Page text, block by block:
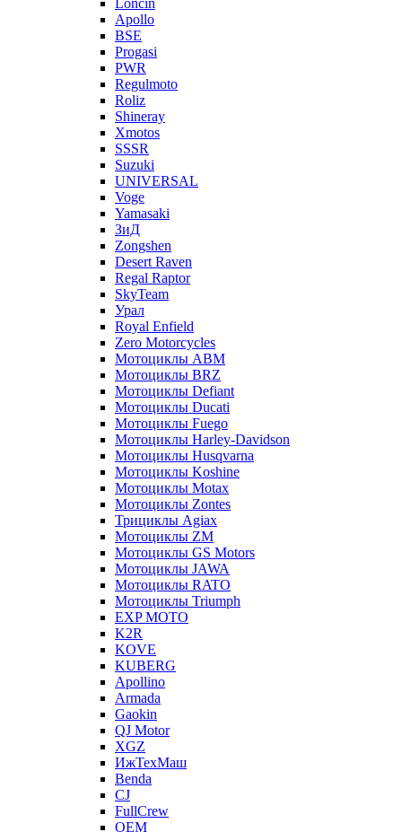
Loncin
Apollo
BSE
Progasi
PWR
Regulmoto
Roliz
Shineray
Xmotos
SSSR
Suzuki
UNIVERSAL
Voge
Yamasaki
ЗиД
Zongshen
Desert Raven
Regal Raptor
SkyTeam
Урал
Royal Enfield
Zero Motorcycles
Мотоциклы ABM
Мотоциклы BRZ
Мотоциклы Defiant
Мотоциклы Ducati
Мотоциклы Fuego
Мотоциклы Harley-Davidson
Мотоциклы Husqvarna
Мотоциклы Koshine
Мотоциклы Motax
Мотоциклы Zontes
Трициклы Agiax
Мотоциклы ZM
Мотоциклы GS Motors
Мотоциклы JAWA
Мотоциклы RATO
Мотоциклы Triumph
EXP MOTO
K2R
KOVE
KUBERG
Apollino
Armada
Gaokin
QJ Motor
XGZ
ИжТехМаш
Benda
CJ
FullCrew
OEM